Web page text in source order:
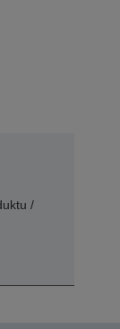
/